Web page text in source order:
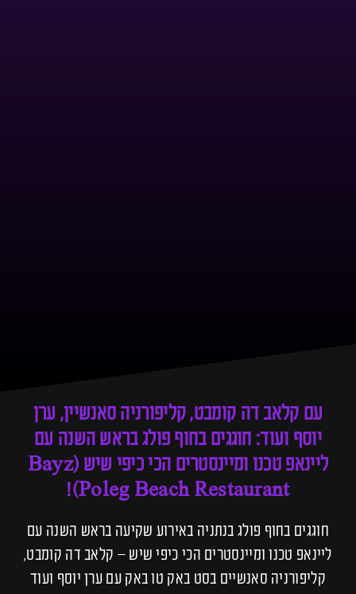
עם קלאב דה קומבט, קליפורניה סאנשיין, ערן
יוסף ועוד: חוגגים בחוף פולג בראש השנה עם
ליינאפ טכנו ומיינסטרים הכי כיפי שיש (Bayz
Poleg Beach Restaurant)!
חוגגים בחוף פולג בנתניה באירוע שקיעה בראש השנה עם
ליינאפ טכנו ומיינסטרים הכי כיפי שיש – קלאב דה קומבט,
קליפורניה סאנשיים בסט באק טו באק עם ערן יוסף ועוד